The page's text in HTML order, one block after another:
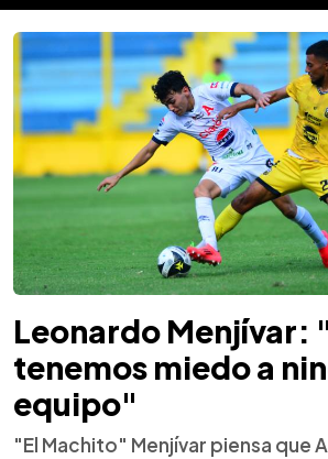
Leonardo Menjívar:
tenemos miedo a
equipo"
"El Machito" Menjívar piensa que